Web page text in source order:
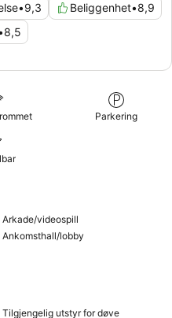
•9,3 Beliggenhet•8,9
8,5
Parkering
Arkade/videospill
Ankomsthall/lobby
Tilgjengelig utstyr for døve